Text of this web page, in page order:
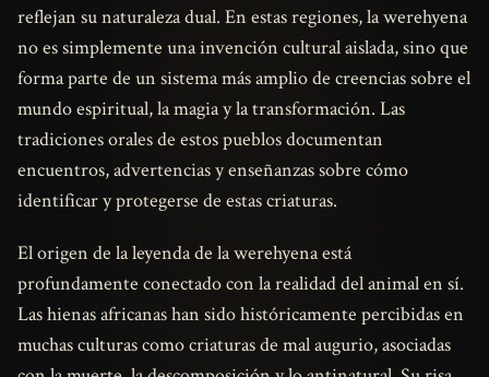
reflejan su naturaleza dual. En estas regiones, la werehyena
no es simplemente una invención cultural aislada, sino que
forma parte de un sistema más amplio de creencias sobre el
mundo espiritual, la magia y la transformación. Las
tradiciones orales de estos pueblos documentan
encuentros, advertencias y enseñanzas sobre cómo
identificar y protegerse de estas criaturas.
El origen de la leyenda de la werehyena está
profundamente conectado con la realidad del animal en sí.
Las hienas africanas han sido históricamente percibidas en
muchas culturas como criaturas de mal augurio, asociadas